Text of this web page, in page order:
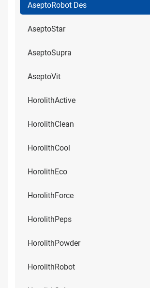
AseptoRobot Des
AseptoStar
AseptoSupra
AseptoVit
HorolithActive
HorolithClean
HorolithCool
HorolithEco
HorolithForce
HorolithPeps
HorolithPowder
HorolithRobot